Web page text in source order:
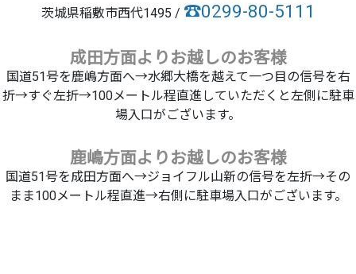
茨城県稲敷市西代1495 / ☎0299-80-5111
成田方面よりお越しのお客様
国道51号を鹿嶋方面へ→水郷大橋を越えて一つ目の信号を右
折→すぐ左折→100メートル程直進していただくと左側に駐車
場入口がございます。
鹿嶋方面よりお越しのお客様
国道51号を成田方面へ→ジョイフル山新の信号を左折→その
まま100メートル程直進→右側に駐車場入口がございます。